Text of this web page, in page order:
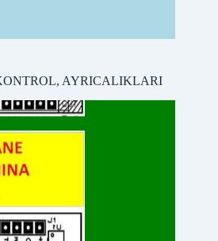
AYRICALIKLARI